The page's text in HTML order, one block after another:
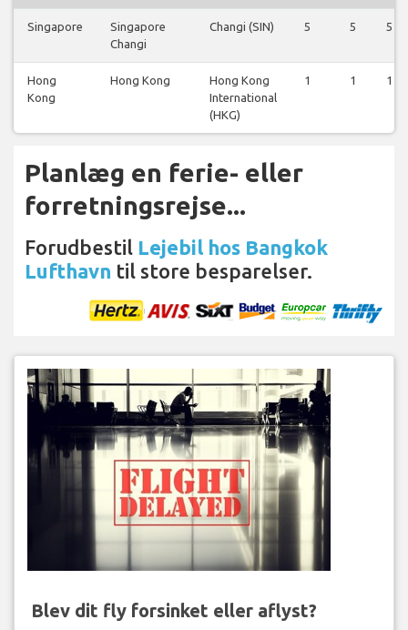
Singapore
Singapore
Changi
Changi (SIN) 5 5 5
Hong
Kong
Hong Kong
Hong Kong
International
(HKG)
1 1 1
Planlæg en ferie- eller
forretningsrejse...
Forudbestil Lejebil hos Bangkok
Lufthavn til store besparelser.
Blev dit fly forsinket eller aflyst?